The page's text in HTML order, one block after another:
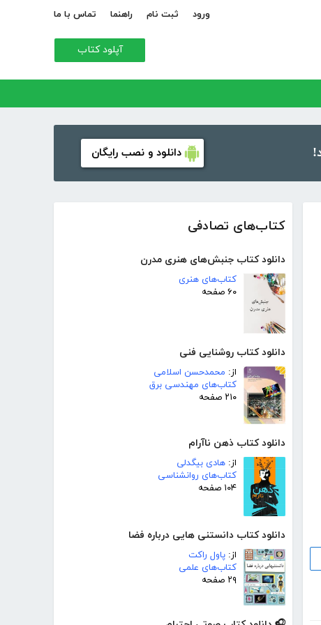
ورود ثبت نام راهنما تماس با ما
آپلود کتاب
دانلود و نصب رایگان
کتاب‌های تصادفی
دانلود کتاب جنبش‌های هنری مدرن
کتاب‌های هنری
۶۰ صفحه
دانلود کتاب روشنایی فنی
از: محمدحسن اسلامی
کتاب‌های مهندسی برق
۲۱۰ صفحه
دانلود کتاب ذهن ناآرام
از: هادی بیگدلی
کتاب‌های روانشناسی
۱۰۴ صفحه
دانلود کتاب دانستنی هایی درباره فضا
از: پاول راکت
کتاب‌های علمی
۲۹ صفحه